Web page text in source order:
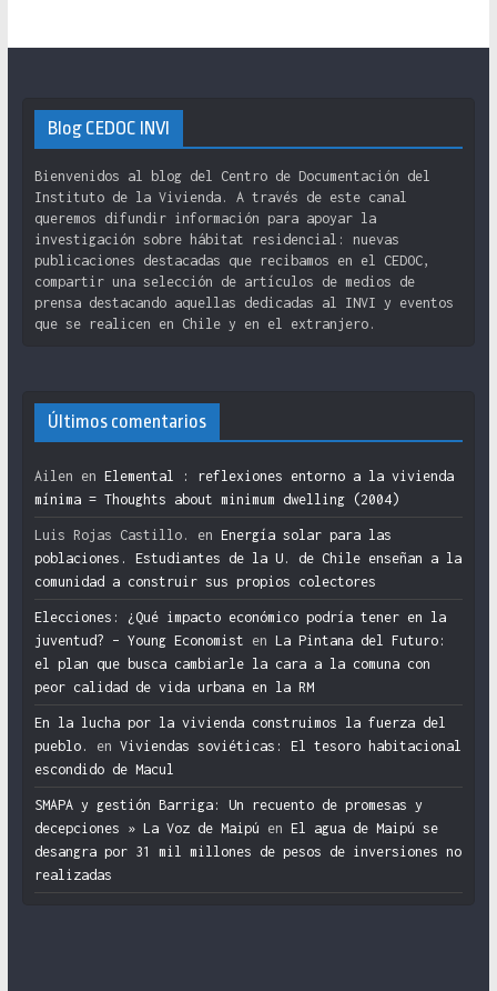
Blog CEDOC INVI
Bienvenidos al blog del Centro de Documentación del
Instituto de la Vivienda. A través de este canal
queremos difundir información para apoyar la
investigación sobre hábitat residencial: nuevas
publicaciones destacadas que recibamos en el CEDOC,
compartir una selección de artículos de medios de
prensa destacando aquellas dedicadas al INVI y eventos
que se realicen en Chile y en el extranjero.
Últimos comentarios
Ailen en Elemental : reflexiones entorno a la vivienda
mínima = Thoughts about minimum dwelling (2004)
Luis Rojas Castillo. en Energía solar para las
poblaciones. Estudiantes de la U. de Chile enseñan a la
comunidad a construir sus propios colectores
Elecciones: ¿Qué impacto económico podría tener en la
juventud? – Young Economist en La Pintana del Futuro:
el plan que busca cambiarle la cara a la comuna con
peor calidad de vida urbana en la RM
En la lucha por la vivienda construimos la fuerza del
pueblo.
en Viviendas soviéticas: El tesoro habitacional
escondido de Macul
SMAPA y gestión Barriga: Un recuento de promesas y
decepciones » La Voz de Maipú en El agua de Maipú se
desangra por 31 mil millones de pesos de inversiones no
realizadas